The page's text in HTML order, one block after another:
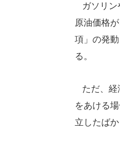
ガソリン
原油価格
項」の発
る。
ただ、経
をあける
立したば